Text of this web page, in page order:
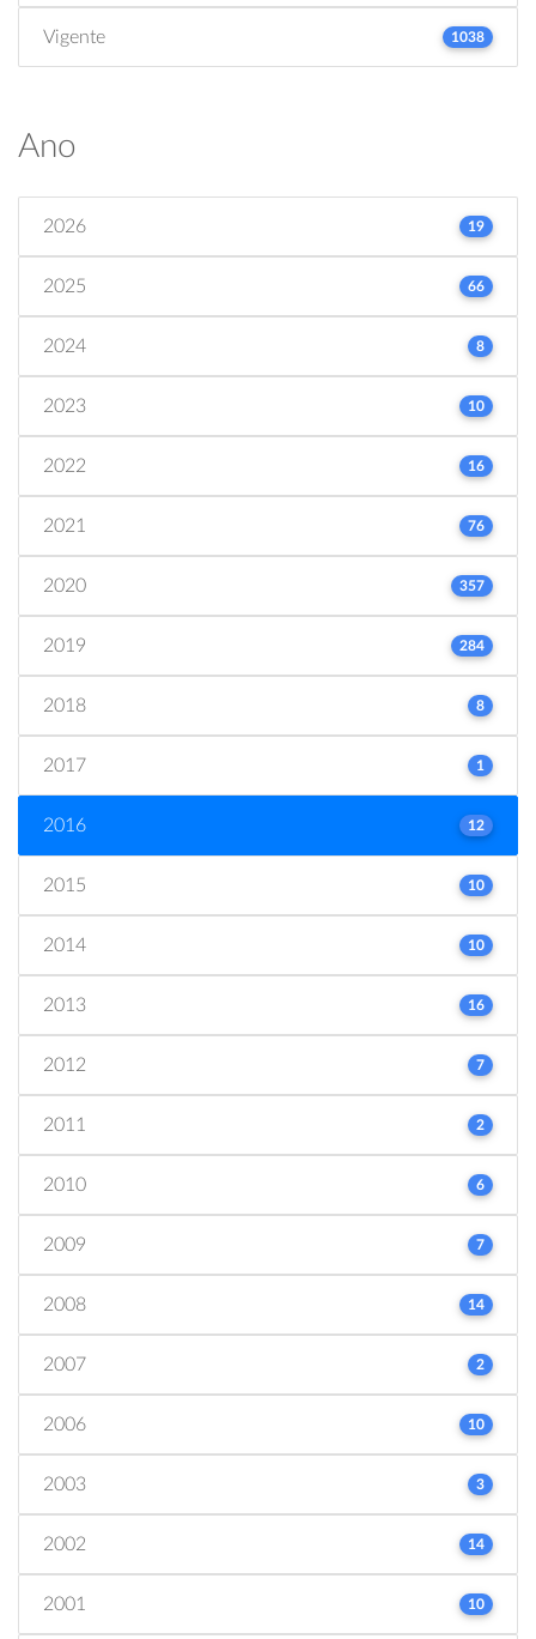
Vigente 1038
Ano
2026 19
2025 66
2024 8
2023 10
2022 16
2021 76
2020 357
2019 284
2018 8
2017 1
2016 12
2015 10
2014 10
2013 16
2012 7
2011 2
2010 6
2009 7
2008 14
2007 2
2006 10
2003 3
2002 14
2001 10